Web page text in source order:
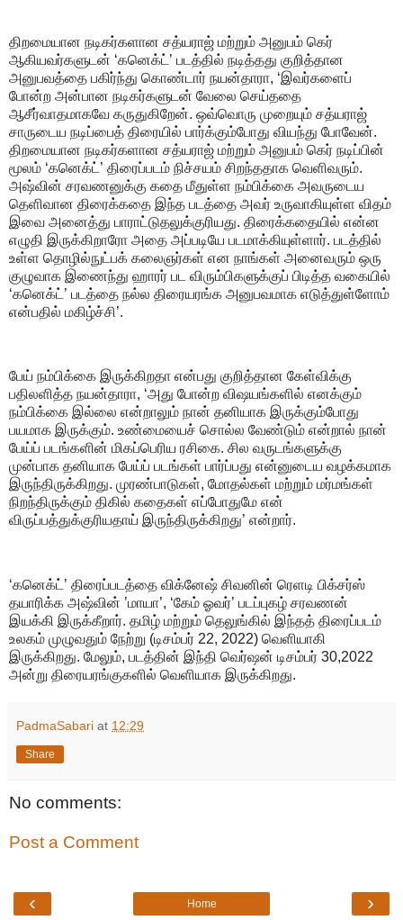
திறமையான நடிகர்களான சத்யராஜ் மற்றும் அனுபம் கெர்
ஆகியவர்களுடன் ‘கனெக்ட்’ படத்தில் நடித்தது குறித்தான
அனுபவத்தை பகிர்ந்து கொண்டார் நயன்தாரா, ‘இவர்களைப்
போன்ற அன்பான நடிகர்களுடன் வேலை செய்ததை
ஆசீர்வாதமாகவே கருதுகிறேன். ஒவ்வொரு முறையும் சத்யராஜ்
சாருடைய நடிப்பைத் திரையில் பார்க்கும்போது வியந்து போவேன்.
திறமையான நடிகர்களான சத்யராஜ் மற்றும் அனுபம் கெர் நடிப்பின்
மூலம் ‘கனெக்ட்’ திரைப்படம் நிச்சயம் சிறந்ததாக வெளிவரும்.
அஷ்வின் சரவணனுக்கு கதை மீதுள்ள நம்பிக்கை அவருடைய
தெளிவான திரைக்கதை இந்த படத்தை அவர் உருவாகியுள்ள விதம்
இவை அனைத்து பாராட்டுதலுக்குரியது. திரைக்கதையில் என்ன
எழுதி இருக்கிறாரோ அதை அப்படியே படமாக்கியுள்ளார். படத்தில்
உள்ள தொழில்நுட்பக் கலைஞர்கள் என நாங்கள் அனைவரும் ஒரு
குழுவாக இணைந்து ஹாரர் பட விரும்பிகளுக்குப் பிடித்த வகையில்
‘கனெக்ட்’ படத்தை நல்ல திரையரங்க அனுபவமாக எடுத்துள்ளோம்
என்பதில் மகிழ்ச்சி’.
பேய் நம்பிக்கை இருக்கிறதா என்பது குறித்தான கேள்விக்கு
பதிலளித்த நயன்தாரா, ‘அது போன்ற விஷயங்களில் எனக்கும்
நம்பிக்கை இல்லை என்றாலும் நான் தனியாக இருக்கும்போது
பயமாக இருக்கும். உண்மையைச் சொல்ல வேண்டும் என்றால் நான்
பேய்ப் படங்களின் மிகப்பெரிய ரசிகை. சில வருடங்களுக்கு
முன்பாக தனியாக பேய்ப் படங்கள் பார்ப்பது என்னுடைய வழக்கமாக
இருந்திருக்கிறது. முரண்பாடுகள், மோதல்கள் மற்றும் மர்மங்கள்
நிறந்திருக்கும் திகில் கதைகள் எப்போதுமே என்
விருப்பத்துக்குரியதாய் இருந்திருக்கிறது’ என்றார்.
‘கனெக்ட்’ திரைப்படத்தை விக்னேஷ் சிவனின் ரெளடி பிக்சர்ஸ்
தயாரிக்க அஷ்வின் ’மாயா’, ‘கேம் ஓவர்’ படப்புகழ் சரவணன்
இயக்கி இருக்கீறார். தமிழ் மற்றும் தெலுங்கில் இந்தத் திரைப்படம்
உலகம் முழுவதும் நேற்று (டிசம்பர் 22, 2022) வெளியாகி
இருக்கிறது. மேலும், படத்தின் இந்தி வெர்ஷன் டிசம்பர் 30,2022
அன்று திரையரங்குகளில் வெளியாக இருக்கிறது.
PadmaSabari at 12:29
Share
No comments:
Post a Comment
‹ ›
Home